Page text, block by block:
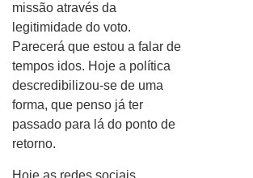
missão através da
legitimidade do voto.
Parecerá que estou a falar de
tempos idos. Hoje a política
descredibilizou-se de uma
forma, que penso já ter
passado para lá do ponto de
retorno.
Hoje as redes sociais,